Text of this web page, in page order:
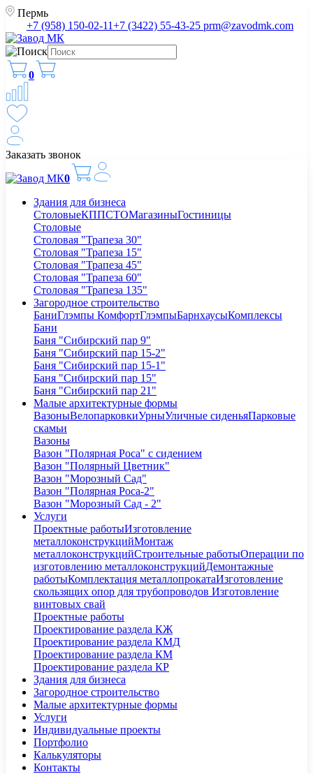
Пермь
+7 (958) 150-02-11+7 (3422) 55-43-25 prm@zavodmk.com
0
Заказать звонок
0
Здания для бизнеса
СтоловыеКППСТОМагазиныГостиницы
Столовые
Столовая "Трапеза 30"
Столовая "Трапеза 15"
Столовая "Трапеза 45"
Столовая "Трапеза 60"
Столовая "Трапеза 135"
Загородное строительство
БаниГлэмпы КомфортГлэмпыБарнхаусыКомплексы
Бани
Баня "Сибирский пар 9"
Баня "Сибирский пар 15-2"
Баня "Сибирский пар 15-1"
Баня "Сибирский пар 15"
Баня "Сибирский пар 21"
Малые архитектурные формы
ВазоныВелопарковкиУрныУличные сиденьяПарковые
скамьи
Вазоны
Вазон "Полярная Роса" с сидением
Вазон "Полярный Цветник"
Вазон "Морозный Сад"
Вазон "Полярная Роса-2"
Вазон "Морозный Сад - 2"
Услуги
Проектные работыИзготовление
металлоконструкцийМонтаж
металлоконструкцийСтроительные работыОперации по
изготовлению металлоконструкцийДемонтажные
работыКомплектация металлопрокатаИзготовление
скользящих опор для трубопроводов Изготовление
винтовых свай
Проектные работы
Проектирование раздела КЖ
Проектирование раздела КМД
Проектирование раздела КМ
Проектирование раздела КР
Здания для бизнеса
Загородное строительство
Малые архитектурные формы
Услуги
Индивидуальные проекты
Портфолио
Калькуляторы
Контакты